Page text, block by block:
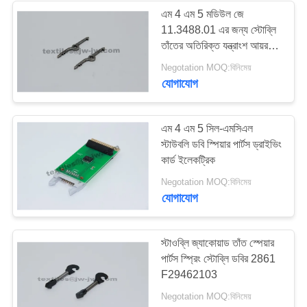
Vamatex লুম অংশ
225
সমতল অংশ খুচরা যন্ত্রাংশ
এম 4 এম 5 মডিউল জে
11.3488.01 এর জন্য স্টোব্লি
তাঁতের অতিরিক্ত যন্ত্রাংশ আয়রন
হুক
Negotation MOQ:বিনিমেয়
যোগাযোগ
এম 4 এম 5 সিল-এমসিএল
স্টাউবলি ডবি স্পিয়ার পার্টস ড্রাইভিং
কার্ড ইলেকট্রিক
Negotation MOQ:বিনিমেয়
যোগাযোগ
স্টাওব্লি জ্যাকোয়াড তাঁত স্পেয়ার
পার্টস স্প্রিং স্টোব্লি ডবির 2861
F29462103
Negotation MOQ:বিনিমেয়